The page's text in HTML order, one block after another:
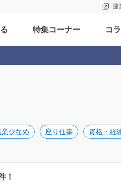
運
特集コーナー コ
業少なめ 座り仕事 資格・経
！